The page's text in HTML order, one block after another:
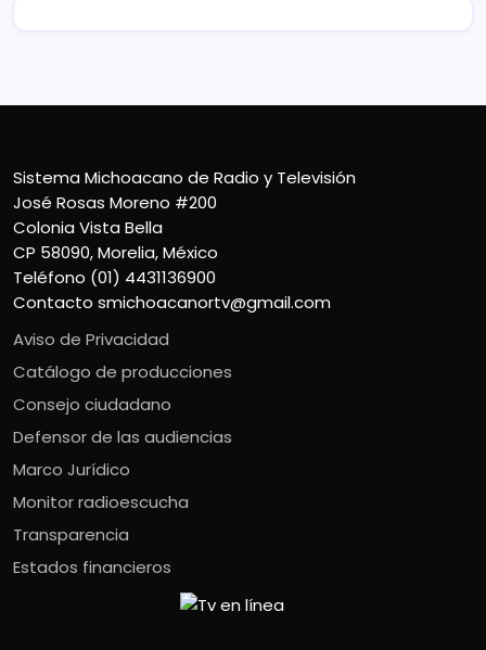
Sistema Michoacano de Radio y Televisión
José Rosas Moreno #200
Colonia Vista Bella
CP 58090, Morelia, México
Teléfono (01) 4431136900
Contacto smichoacanortv@gmail.com
Aviso de Privacidad
Catálogo de producciones
Consejo ciudadano
Defensor de las audiencias
Marco Jurídico
Monitor radioescucha
Transparencia
Estados financieros